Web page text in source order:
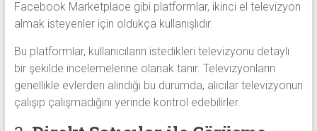
Facebook Marketplace gibi platformlar, ikinci el televizyon
almak isteyenler için oldukça kullanışlıdır.
Bu platformlar, kullanıcıların istedikleri televizyonu detaylı
bir şekilde incelemelerine olanak tanır. Televizyonların
genellikle evlerden alındığı bu durumda, alıcılar televizyonun
çalışıp çalışmadığını yerinde kontrol edebilirler.